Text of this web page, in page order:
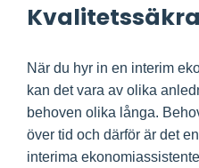
När du hyr in en interim
kan det vara av olika
behoven olika långa.
över tid och därför är det
interima